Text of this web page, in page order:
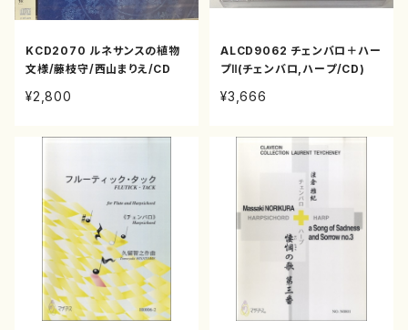
KCD2070 ルネサンスの植物
文様/藤枝守/西山まりえ/CD
¥2,800
ALCD9062 チェンバロ＋ハー
プⅡ(チェンバロ,ハープ/CD)
¥3,666